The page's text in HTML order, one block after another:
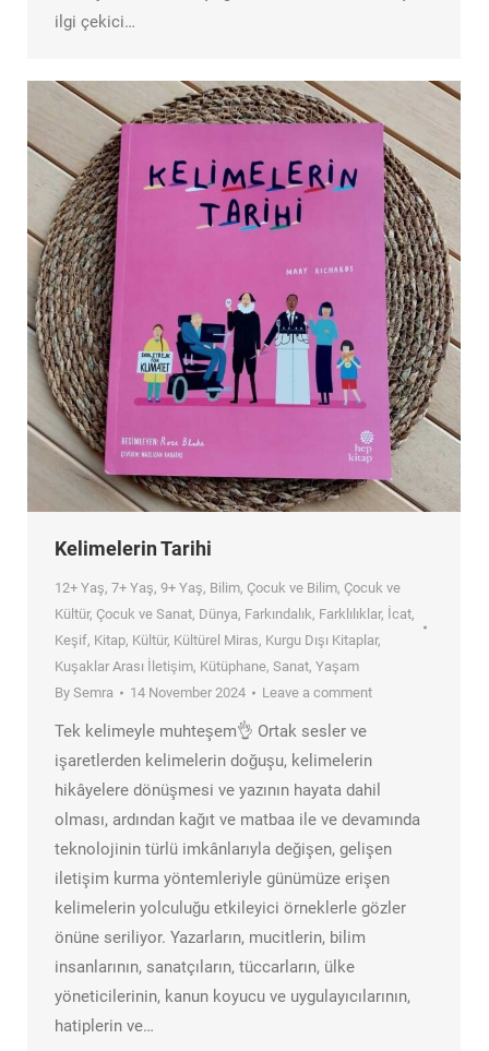
ilgi çekici…
Kelimelerin Tarihi
12+ Yaş, 7+ Yaş, 9+ Yaş, Bilim, Çocuk ve Bilim, Çocuk ve
Kültür, Çocuk ve Sanat, Dünya, Farkındalık, Farklılıklar, İcat,
Keşif, Kitap, Kültür, Kültürel Miras, Kurgu Dışı Kitaplar,
Kuşaklar Arası İletişim, Kütüphane, Sanat, Yaşam
By Semra 14 November 2024 Leave a comment
Tek kelimeyle muhteşem👌 Ortak sesler ve
işaretlerden kelimelerin doğuşu, kelimelerin
hikâyelere dönüşmesi ve yazının hayata dahil
olması, ardından kağıt ve matbaa ile ve devamında
teknolojinin türlü imkânlarıyla değişen, gelişen
iletişim kurma yöntemleriyle günümüze erişen
kelimelerin yolculuğu etkileyici örneklerle gözler
önüne seriliyor. Yazarların, mucitlerin, bilim
insanlarının, sanatçıların, tüccarların, ülke
yöneticilerinin, kanun koyucu ve uygulayıcılarının,
hatiplerin ve…